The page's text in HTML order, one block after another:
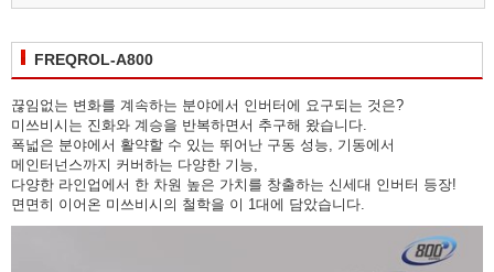
FREQROL-A800
끊임없는 변화를 계속하는 분야에서 인버터에 요구되는 것은?
미쓰비시는 진화와 계승을 반복하면서 추구해 왔습니다.
폭넓은 분야에서 활약할 수 있는 뛰어난 구동 성능, 기동에서
메인터넌스까지 커버하는 다양한 기능,
다양한 라인업에서 한 차원 높은 가치를 창출하는 신세대 인버터 등장!
면면히 이어온 미쓰비시의 철학을 이 1대에 담았습니다.